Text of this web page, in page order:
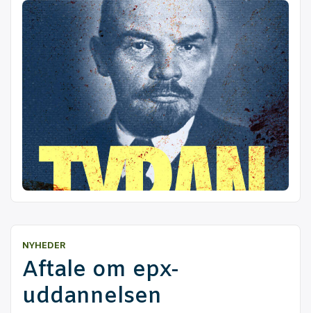
NYHEDER
Afta­le om epx-
uddannelsen